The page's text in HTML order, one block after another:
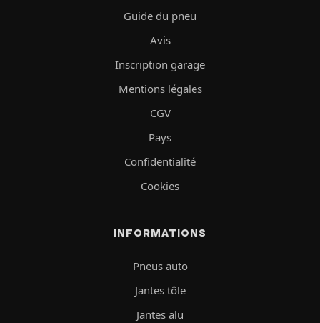
Guide du pneu
Avis
Inscription garage
Mentions légales
CGV
Pays
Confidentialité
Cookies
INFORMATIONS
Pneus auto
Jantes tôle
Jantes alu